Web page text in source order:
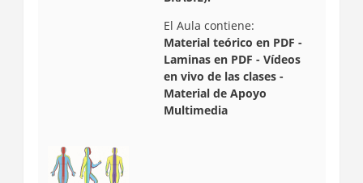
El Aula contiene:
Material teórico en PDF -
Laminas en PDF - Vídeos
en vivo de las clases -
Material de Apoyo
Multimedia